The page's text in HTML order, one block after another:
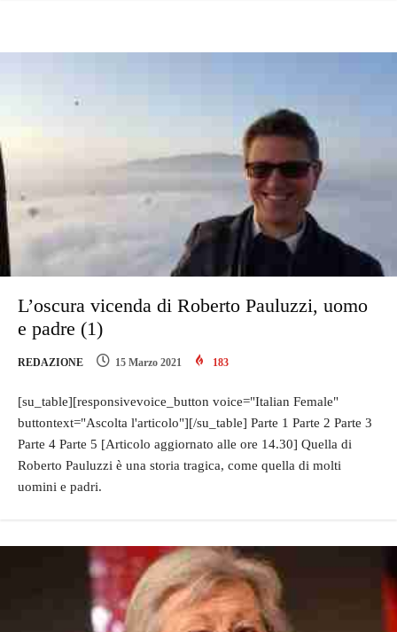
L’oscura vicenda di Roberto Pauluzzi, uomo
e padre (1)
REDAZIONE 15 Marzo 2021 183
[su_table][responsivevoice_button voice="Italian Female"
buttontext="Ascolta l'articolo"][/su_table] Parte 1 Parte 2 Parte 3
Parte 4 Parte 5 [Articolo aggiornato alle ore 14.30] Quella di
Roberto Pauluzzi è una storia tragica, come quella di molti
uomini e padri.